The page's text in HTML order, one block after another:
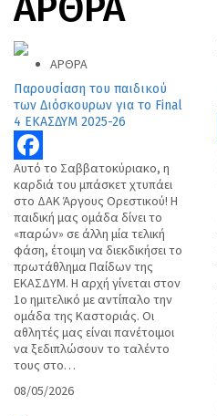
ΑΡΘΡΑ
Παρουσίαση του παιδικού
των Διόσκουρων για το Final
4 ΕΚΑΣΔΥΜ 2025-26
Facebook
Αυτό το Σαββατοκύριακο, η
καρδιά του μπάσκετ χτυπάει
στο ΔΑΚ Άργους Ορεστικού! Η
παιδική μας ομάδα δίνει το
«παρών» σε άλλη μία τελική
φάση, έτοιμη να διεκδικήσει το
πρωτάθλημα Παίδων της
ΕΚΑΣΔΥΜ. Η αρχή γίνεται στον
1ο ημιτελικό με αντίπαλο την
ομάδα της Καστοριάς. Οι
αθλητές μας είναι πανέτοιμοι
να ξεδιπλώσουν το ταλέντο
τους στο…
08/05/2026